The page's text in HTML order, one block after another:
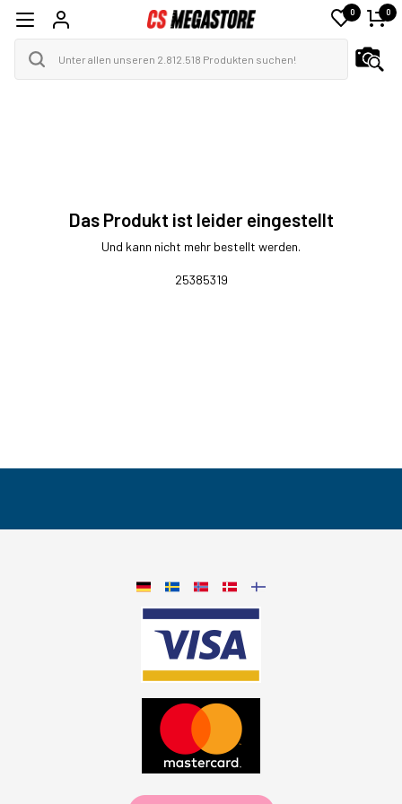
0 0
Das Produkt ist leider eingestellt
Und kann nicht mehr bestellt werden.
25385319